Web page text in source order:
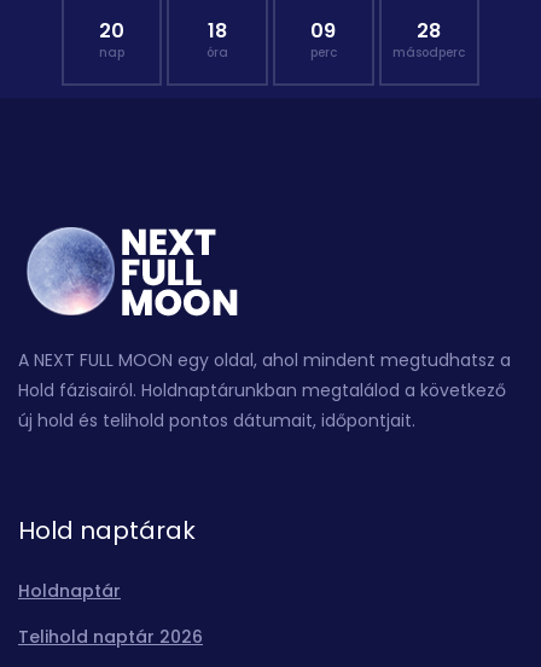
20
nap
18
óra
09
perc
27
másodperc
A NEXT FULL MOON egy oldal, ahol mindent megtudhatsz a
Hold fázisairól. Holdnaptárunkban megtalálod a következő
új hold és telihold pontos dátumait, időpontjait.
Hold naptárak
Holdnaptár
Telihold naptár 2026